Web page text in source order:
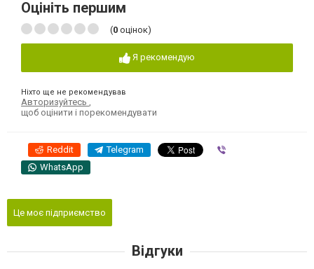
Оцініть першим
(0 оцінок)
Я рекомендую
Ніхто ще не рекомендував
Авторизуйтесь
щоб оцінити і порекомендувати
Reddit Telegram
WhatsApp
Це моє підприємство
Відгуки